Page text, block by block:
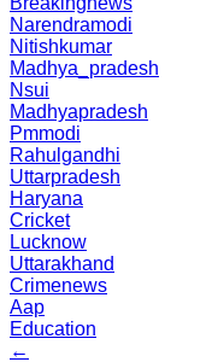
Narendramodi
Nitishkumar
Madhya_pradesh
Nsui
Madhyapradesh
Pmmodi
Rahulgandhi
Uttarpradesh
Haryana
Cricket
Lucknow
Uttarakhand
Crimenews
Aap
Education
←